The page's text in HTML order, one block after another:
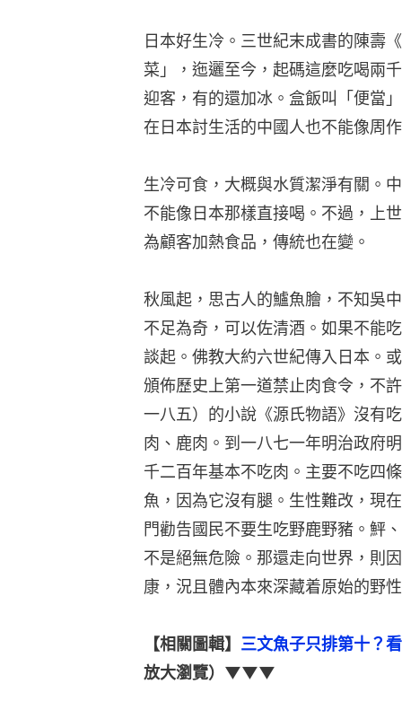
日本好生冷。三世紀末成書的陳壽
菜」，迤邐至今，起碼這麼吃喝兩
迎客，有的還加冰。盒飯叫「便當
在日本討生活的中國人也不能像周
生冷可食，大概與水質潔淨有關。
不能像日本那樣直接喝。不過，上
為顧客加熱食品，傳統也在變。
秋風起，思古人的鱸魚膾，不知吳
不足為奇，可以佐清酒。如果不能
談起。佛教大約六世紀傳入日本。
頒佈歷史上第一道禁止肉食令，不
一八五）的小說《源氏物語》沒有
肉、鹿肉。到一八七一年明治政府
千二百年基本不吃肉。主要不吃四
魚，因為它沒有腿。生性難改，現
門勸告國民不要生吃野鹿野豬。鮃
不是絕無危險。那還走向世界，則
康，況且體內本來深藏着原始的野
【相關圖輯】 三文魚子只排第十？
放大瀏覽）▼▼▼